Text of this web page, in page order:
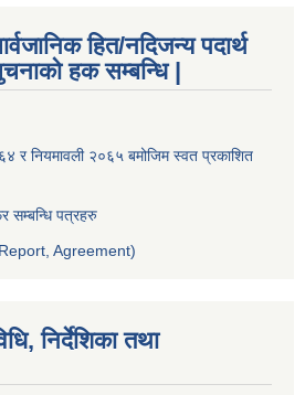
हित/नदिजन्य पदार्थ
हक सम्बन्धि |
र नियमावली २०६५ बमोजिम स्वत प्रकाशित
सम्बन्धि पत्रहरु
Report, Agreement)​
निर्देशिका तथा